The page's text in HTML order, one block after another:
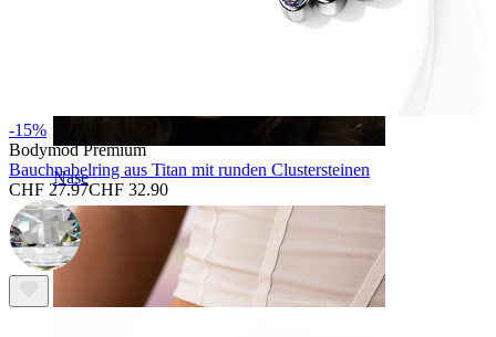
Nase
-15%
Bodymod Premium
Bauchnabelring aus Titan mit runden Clustersteinen
CHF 27.97CHF 32.90